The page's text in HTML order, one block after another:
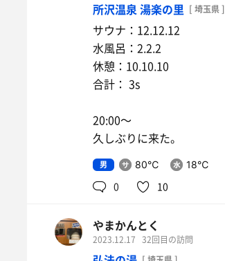
所沢温泉 湯楽の里 [ 埼玉県 ]
サウナ：12.12.12
水風呂：2.2.2
休憩：10.10.10
合計： 3s
20:00〜
久しぶりに来た。
男 80℃ 18℃
0 10
やまかんとく
2023.12.17 32回目の訪問